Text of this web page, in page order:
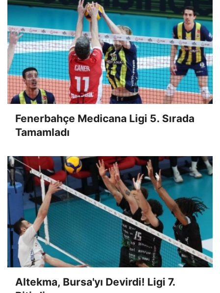
Fenerbahçe Medicana Ligi 5. Sırada
Tamamladı
Altekma, Bursa'yı Devirdi! Ligi 7.